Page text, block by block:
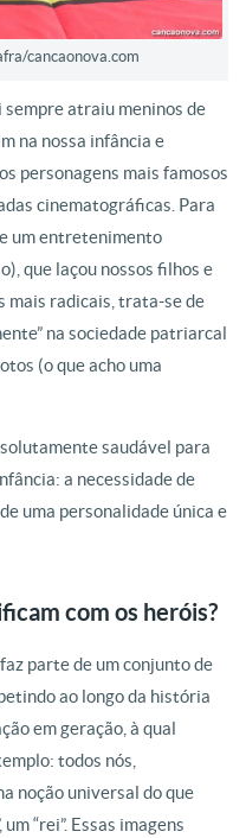
cancaonova.com
sempre atraiu meninos de
na nossa infância e
personagens mais famosos
cinematográficas. Para
um entretenimento
que laçou nossos filhos e
mais radicais, trata-se de
na sociedade patriarcal
(o que acho uma
saudável para
a necessidade de
uma personalidade única e
com os heróis?
parte de um conjunto de
ao longo da história
em geração, à qual
todos nós,
noção universal do que
um “rei”. Essas imagens